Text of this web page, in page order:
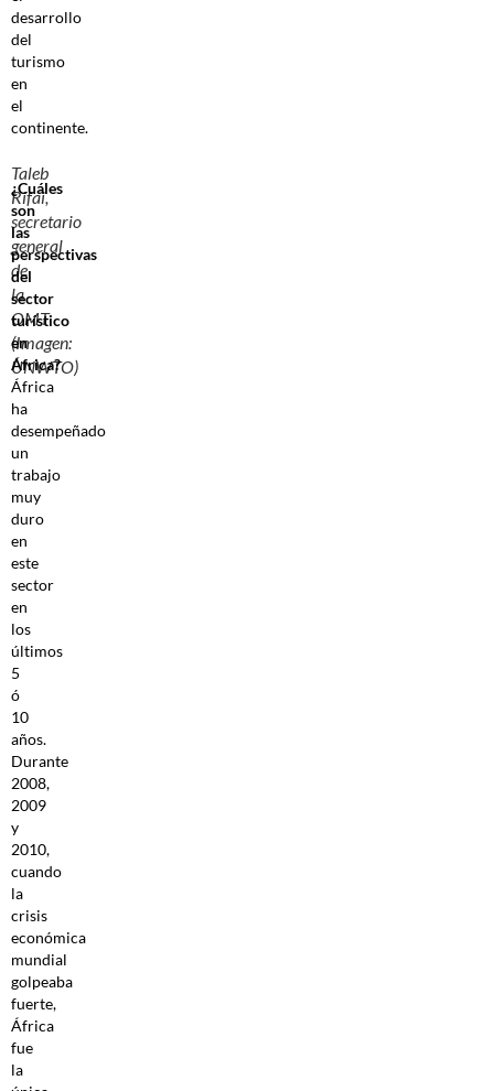
desarrollo
del
turismo
en
el
continente.
Taleb
Rifai,
secretario
general
de
la
OMT
(Imagen:
UNWTO)
¿Cuáles
son
las
perspectivas
del
sector
turístico
en
África?
África
ha
desempeñado
un
trabajo
muy
duro
en
este
sector
en
los
últimos
5
ó
10
años.
Durante
2008,
2009
y
2010,
cuando
la
crisis
económica
mundial
golpeaba
fuerte,
África
fue
la